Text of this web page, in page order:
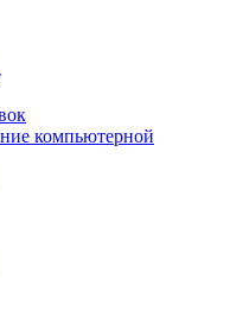
компьютерной